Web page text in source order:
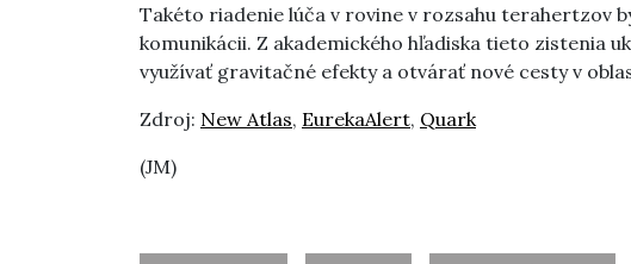
Takéto riadenie lúča v rovine v rozsahu terahertzov
komunikácii. Z akademického hľadiska tieto zistenia
využívať gravitačné efekty a otvárať nové cesty v
Zdroj: New Atlas, EurekaAlert, Quark
(JM)